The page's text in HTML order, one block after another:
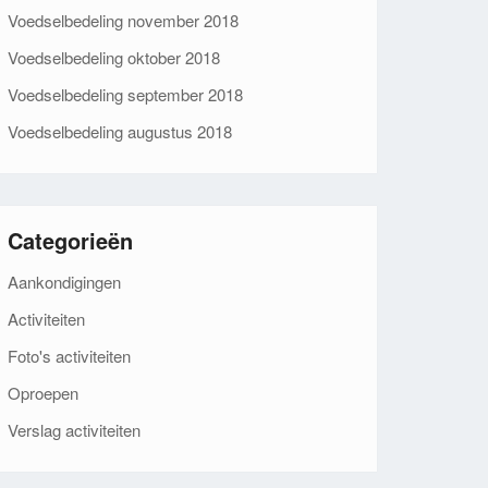
Voedselbedeling november 2018
Voedselbedeling oktober 2018
Voedselbedeling september 2018
Voedselbedeling augustus 2018
Categorieën
Aankondigingen
Activiteiten
Foto's activiteiten
Oproepen
Verslag activiteiten